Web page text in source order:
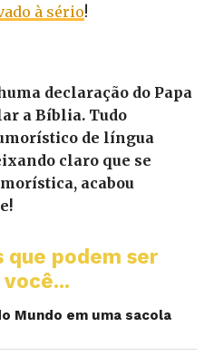
à sério!
declaração do Papa
a Bíblia. Tudo
de língua
claro que se
acabou
que podem ser
Mundo em uma sacola